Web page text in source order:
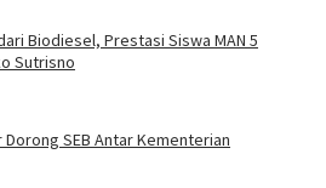
Biodiesel, Prestasi Siswa MAN 5
Sutrisno
Dorong SEB Antar Kementerian